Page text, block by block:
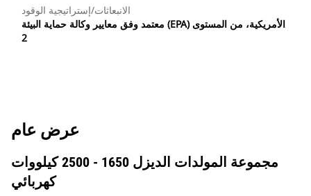
الانبعاثات/إستراتيجية الوقود
معتمد وفق معايير وكالة حماية البيئة (EPA) الأمريكية، من المستوى
2
عرض عام
مجموعة المولدات الديزل 1650 - 2500 كيلووات
كهربائي